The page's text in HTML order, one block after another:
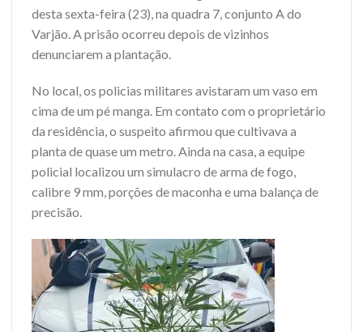
desta sexta-feira (23), na quadra 7, conjunto A do
Varjão. A prisão ocorreu depois de vizinhos
denunciarem a plantação.
No local, os policias militares avistaram um vaso em
cima de um pé manga. Em contato com o proprietário
da residência, o suspeito afirmou que cultivava a
planta de quase um metro. Ainda na casa, a equipe
policial localizou um simulacro de arma de fogo,
calibre 9 mm, porções de maconha e uma balança de
precisão.